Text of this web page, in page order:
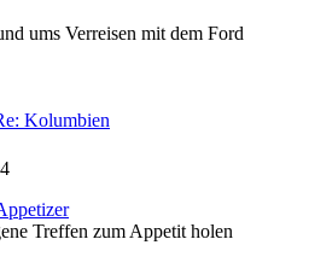
ums Verreisen mit dem Ford
Kolumbien
Treffen zum Appetit holen